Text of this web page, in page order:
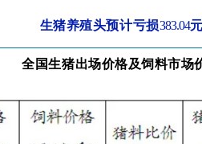
生猪养殖头预计亏损383.04
全国生猪出场价格及饲料市场